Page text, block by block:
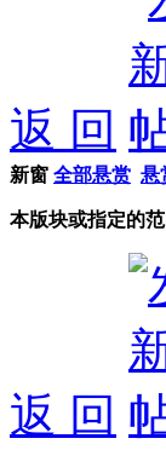
返 回
新窗 全部悬赏 悬
本版块或指定的
返 回